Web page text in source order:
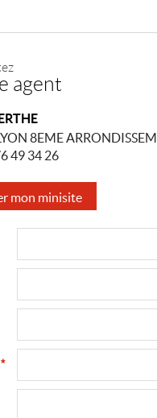
agent
8EME
49 34 26
mon minisite
*